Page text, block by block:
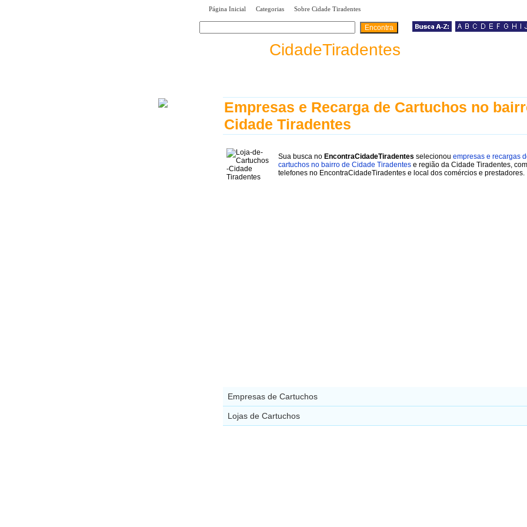
Página Inicial Categorias Sobre Cidade Tiradentes
CidadeTiradentes
Empresas e Recarga de Cartuchos no
Cidade Tiradentes
Sua busca no EncontraCidadeTiradentes selecionou empresas e recargas
cartuchos no bairro de Cidade Tiradentes e região da Cidade Tiradentes, com
telefones no EncontraCidadeTiradentes e local dos comércios e prestadores.
Empresas de Cartuchos
Lojas de Cartuchos